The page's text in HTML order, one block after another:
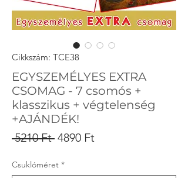
Cikkszám: TCE38
EGYSZEMÉLYES EXTRA
CSOMAG - 7 csomós +
klasszikus + végtelenség
+AJÁNDÉK!
5210 Ft Szokásos
4890 FtAkciós
Csuklóméret *